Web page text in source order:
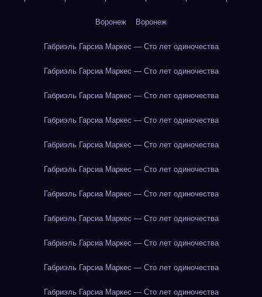
Воронеж Воронеж
Габриэль Гарсиа Маркес — Сто лет одиночества
Габриэль Гарсиа Маркес — Сто лет одиночества
Габриэль Гарсиа Маркес — Сто лет одиночества
Габриэль Гарсиа Маркес — Сто лет одиночества
Габриэль Гарсиа Маркес — Сто лет одиночества
Габриэль Гарсиа Маркес — Сто лет одиночества
Габриэль Гарсиа Маркес — Сто лет одиночества
Габриэль Гарсиа Маркес — Сто лет одиночества
Габриэль Гарсиа Маркес — Сто лет одиночества
Габриэль Гарсиа Маркес — Сто лет одиночества
Габриэль Гарсиа Маркес — Сто лет одиночества